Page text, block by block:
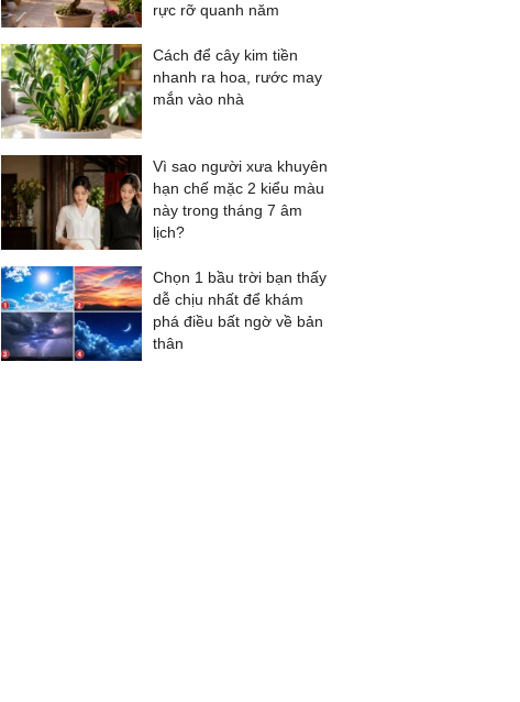
rực rỡ quanh năm
Cách để cây kim tiền
nhanh ra hoa, rước may
mắn vào nhà
Vì sao người xưa khuyên
hạn chế mặc 2 kiểu màu
này trong tháng 7 âm
lịch?
Chọn 1 bầu trời bạn thấy
dễ chịu nhất để khám
phá điều bất ngờ về bản
thân